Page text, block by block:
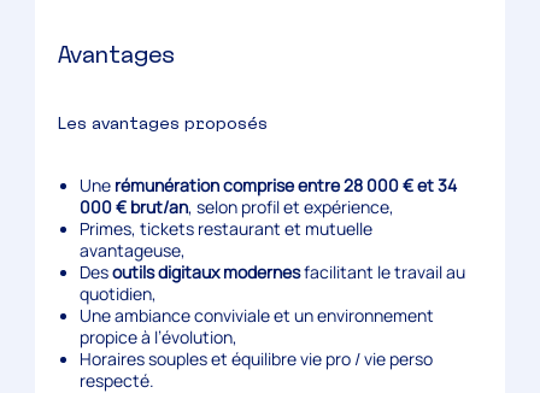
Avantages
Les avantages proposés
Une rémunération comprise entre 28 000 € et 34
000 € brut/an, selon profil et expérience,
Primes, tickets restaurant et mutuelle
avantageuse,
Desoutils digitaux modernesfacilitant le travail au
quotidien,
Une ambiance conviviale et un environnement
propice à l’évolution,
Horaires souples et équilibre vie pro / vie perso
respecté.